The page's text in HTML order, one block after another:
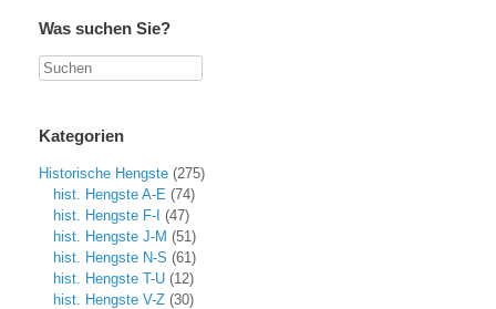
Was suchen Sie?
Suchen
Kategorien
Historische Hengste (275)
hist. Hengste A-E (74)
hist. Hengste F-I (47)
hist. Hengste J-M (51)
hist. Hengste N-S (61)
hist. Hengste T-U (12)
hist. Hengste V-Z (30)